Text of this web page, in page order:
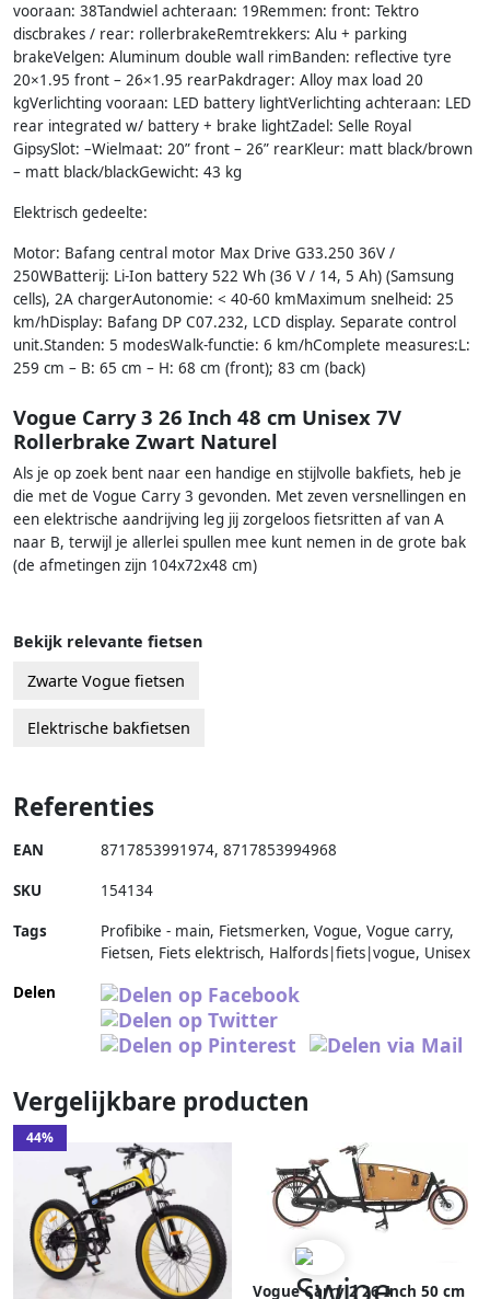
vooraan: 38Tandwiel achteraan: 19Remmen: front: Tektro
discbrakes / rear: rollerbrakeRemtrekkers: Alu + parking
brakeVelgen: Aluminum double wall rimBanden: reflective tyre
20×1.95 front – 26×1.95 rearPakdrager: Alloy max load 20
kgVerlichting vooraan: LED battery lightVerlichting achteraan: LED
rear integrated w/ battery + brake lightZadel: Selle Royal
GipsySlot: –Wielmaat: 20” front – 26” rearKleur: matt black/brown
– matt black/blackGewicht: 43 kg
Elektrisch gedeelte:
Motor: Bafang central motor Max Drive G33.250 36V /
250WBatterij: Li-Ion battery 522 Wh (36 V / 14, 5 Ah) (Samsung
cells), 2A chargerAutonomie: < 40-60 kmMaximum snelheid: 25
km/hDisplay: Bafang DP C07.232, LCD display. Separate control
unit.Standen: 5 modesWalk-functie: 6 km/hComplete measures:L:
259 cm – B: 65 cm – H: 68 cm (front); 83 cm (back)
Vogue Carry 3 26 Inch 48 cm Unisex 7V
Rollerbrake Zwart Naturel
Als je op zoek bent naar een handige en stijlvolle bakfiets, heb je
die met de Vogue Carry 3 gevonden. Met zeven versnellingen en
een elektrische aandrijving leg jij zorgeloos fietsritten af van A
naar B, terwijl je allerlei spullen mee kunt nemen in de grote bak
(de afmetingen zijn 104x72x48 cm)
Bekijk relevante fietsen
Zwarte Vogue fietsen
Elektrische bakfietsen
Referenties
EAN 8717853991974, 8717853994968
SKU 154134
Tags
Profibike - main, Fietsmerken, Vogue, Vogue carry,
Fietsen, Fiets elektrisch, Halfords|fiets|vogue, Unisex
Delen
Vergelijkbare producten
44%
Vogue Carry 2 26 Inch 50 cm